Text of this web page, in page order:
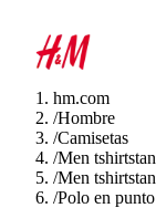
hm.com
/Hombre
/Camisetas
/Men
/Men
/Polo en